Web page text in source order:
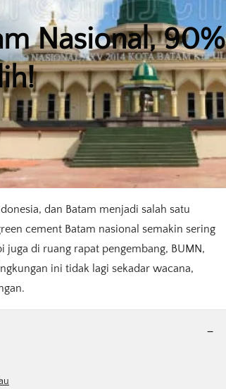
Nasional, 90%
dan Batam menjadi salah satu
cement Batam nasional semakin sering
di ruang rapat pengembang, BUMN,
ini tidak lagi sekadar wacana,
-